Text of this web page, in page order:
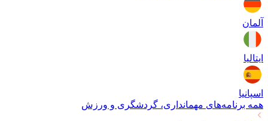
آلمان
ایتالیا
اسپانیا
همه برنامه‌های مهمانداری، گردشگری و ورزش